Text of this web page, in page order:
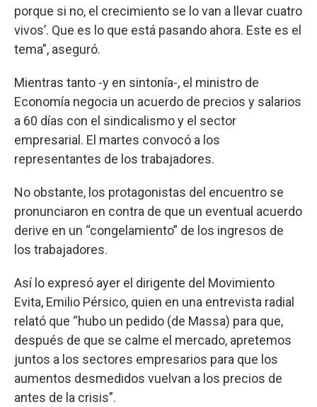
porque si no, el crecimiento se lo van a llevar cuatro
vivos’. Que es lo que está pasando ahora. Este es el
tema”, aseguró.
Mientras tanto -y en sintonía-, el ministro de
Economía negocia un acuerdo de precios y salarios
a 60 días con el sindicalismo y el sector
empresarial. El martes convocó a los
representantes de los trabajadores.
No obstante, los protagonistas del encuentro se
pronunciaron en contra de que un eventual acuerdo
derive en un “congelamiento” de los ingresos de
los trabajadores.
Así lo expresó ayer el dirigente del Movimiento
Evita, Emilio Pérsico, quien en una entrevista radial
relató que “hubo un pedido (de Massa) para que,
después de que se calme el mercado, apretemos
juntos a los sectores empresarios para que los
aumentos desmedidos vuelvan a los precios de
antes de la crisis”.